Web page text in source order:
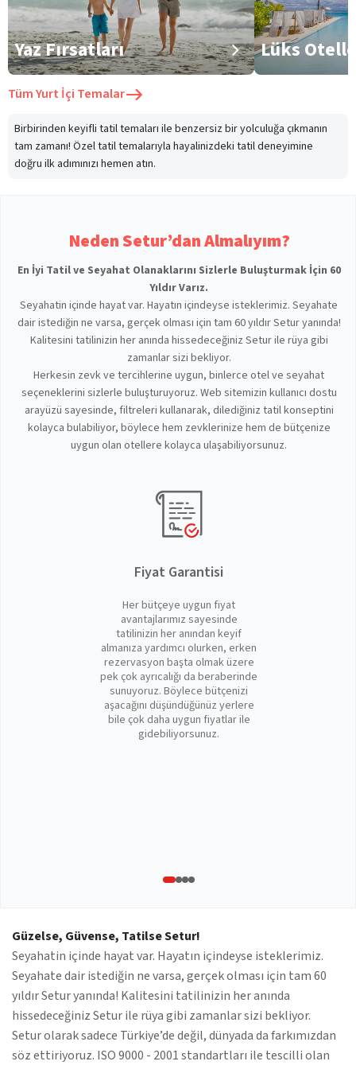
Yaz Fırsatları Lüks
TümYurt İçi Temalar
Birbirinden keyifli tatil temaları ile benzersiz bir yolculuğa çıkmanın
tam zamanı! Özel tatil temalarıyla hayalinizdeki tatil deneyimine
doğru ilk adımınızı hemen atın.
Neden Setur’dan Almalıyım?
En İyi Tatil ve Seyahat Olanaklarını Sizlerle Buluşturmak İçin 60
Yıldır Varız.
Seyahatin içinde hayat var. Hayatın içindeyse isteklerimiz. Seyahate
dair istediğin ne varsa, gerçek olması için tam 60 yıldır Setur yanında!
Kalitesini tatilinizin her anında hissedeceğiniz Setur ile rüya gibi
zamanlar sizi bekliyor.
Herkesin zevk ve tercihlerine uygun, binlerce otel ve seyahat
seçeneklerini sizlerle buluşturuyoruz. Web sitemizin kullanıcı dostu
arayüzü sayesinde, filtreleri kullanarak, dilediğiniz tatil konseptini
kolayca bulabiliyor, böylece hem zevklerinize hem de bütçenize
uygun olan otellere kolayca ulaşabiliyorsunuz.
Fiyat Garantisi
Her bütçeye uygun fiyat
avantajlarımız sayesinde
tatilinizin her anından keyif
almanıza yardımcı olurken, erken
rezervasyon başta olmak üzere
pek çok ayrıcalığı da beraberinde
sunuyoruz. Böylece bütçenizi
aşacağını düşündüğünüz yerlere
bile çok daha uygun fiyatlar ile
gidebiliyorsunuz.
Güzelse, Güvense, Tatilse Setur!
Seyahatin içinde hayat var. Hayatın içindeyse isteklerimiz.
Seyahate dair istediğin ne varsa, gerçek olması için tam 60
yıldır Setur yanında! Kalitesini tatilinizin her anında
hissedeceğiniz Setur ile rüya gibi zamanlar sizi bekliyor.
Setur olarak sadece Türkiye’de değil, dünyada da farkımızdan
söz ettiriyoruz. ISO 9000 - 2001 standartları ile tescilli olan